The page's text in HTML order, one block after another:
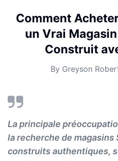
Comment
un Vrai
Construit
By Greyson
La principale
la recherche de magasins
construits authentiques,